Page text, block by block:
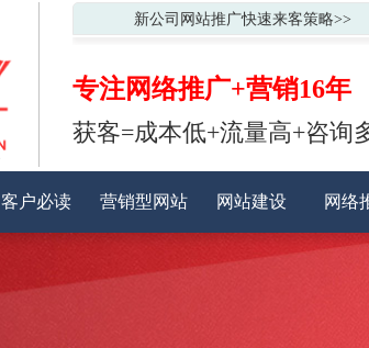
新公司网站推广快速来客策略>>
专注网络推广+营销16年
获客=成本低+流量高+咨询
客户必读 营销型网站 网站建设 网络